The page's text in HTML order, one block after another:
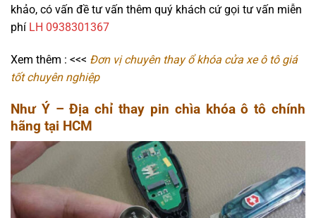
khảo, có vấn đề tư vấn thêm quý khách cứ gọi tư vấn miễn
phí LH 0938301367
Xem thêm : <<< Đơn vị chuyên thay ổ khóa cửa xe ô tô giá
tốt chuyên nghiệp
Như Ý – Địa chỉ thay pin chìa khóa ô tô chính
hãng tại HCM